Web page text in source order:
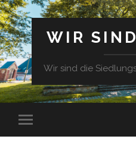
WIR
Wir sind die